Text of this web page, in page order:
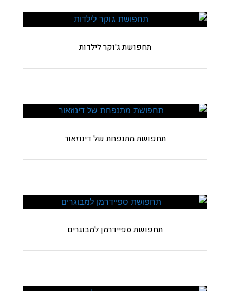
תחפושת ג'וקר לילדות
תחפושת מתנפחת של דינוזאור
תחפושת ספיידרמן למבוגרים